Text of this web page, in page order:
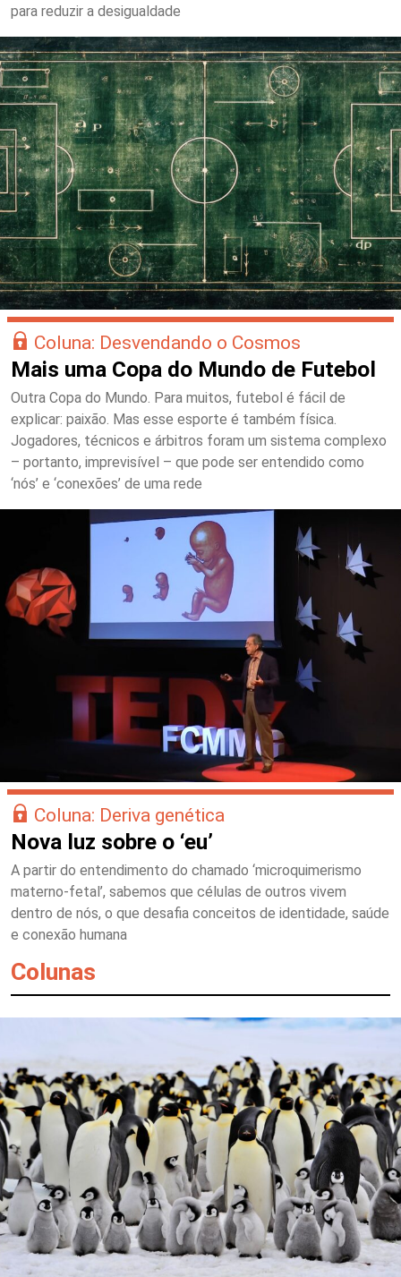
para reduzir a desigualdade
Coluna: Desvendando o Cosmos
Mais uma Copa do Mundo de Futebol
Outra Copa do Mundo. Para muitos, futebol é fácil de
explicar: paixão. Mas esse esporte é também física.
Jogadores, técnicos e árbitros foram um sistema complexo
– portanto, imprevisível – que pode ser entendido como
‘nós’ e ‘conexões’ de uma rede
Coluna: Deriva genética
Nova luz sobre o ‘eu’
A partir do entendimento do chamado ‘microquimerismo
materno-fetal’, sabemos que células de outros vivem
dentro de nós, o que desafia conceitos de identidade, saúde
e conexão humana
Colunas